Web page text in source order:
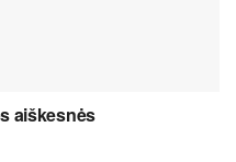
aiškesnės